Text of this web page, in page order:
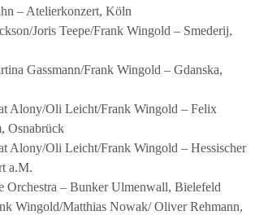
– Atelierkonzert, Köln
Joris Teepe/Frank Wingold – Smederij,
Gassmann/Frank Wingold – Gdanska,
Alony/Oli Leicht/Frank Wingold – Felix
Osnabrück
Alony/Oli Leicht/Frank Wingold – Hessischer
a.M.
Orchestra – Bunker Ulmenwall, Bielefeld
Wingold/Matthias Nowak/ Oliver Rehmann,